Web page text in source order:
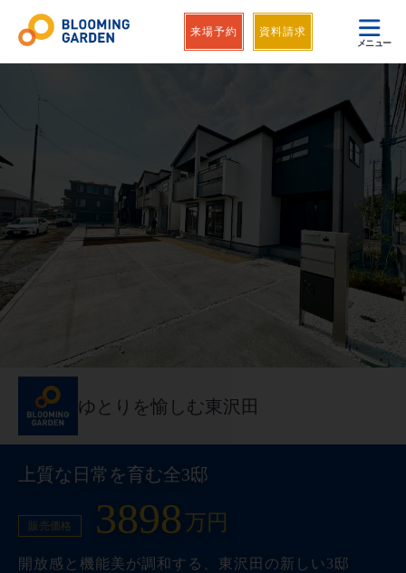
来場予約 資料請求
メニュー
ゆとりを愉しむ東沢田
上質な日常を育む全3邸
販売価格 3898 万円
開放感と機能美が調和する、東沢田の新しい3邸